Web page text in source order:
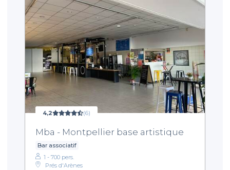
4,2 (6)
Mba - Montpellier base artistique
Bar associatif
1 - 700 pers.
Prés d'Arènes